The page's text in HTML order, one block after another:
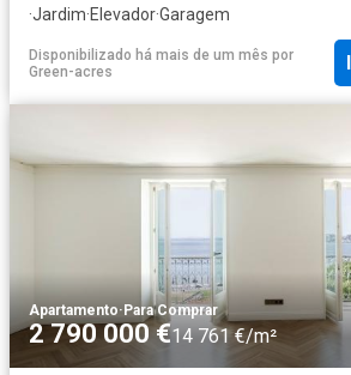
·Jardim·Elevador·Garagem
Disponibilizado há mais de um mês por
Green-acres
Apartamento·Para Comprar
2 790 000 €14 761 €/m²